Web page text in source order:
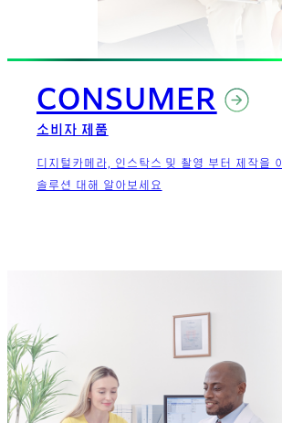
CONSUMER
소비자 제품
디지털카메라, 인스탁스 및 촬영 부터 제작을
솔루션 대해 알아보세요